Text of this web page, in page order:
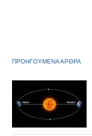
ΠΡΟΗΓΟΥΜΕΝΑ ΑΡΘΡΑ